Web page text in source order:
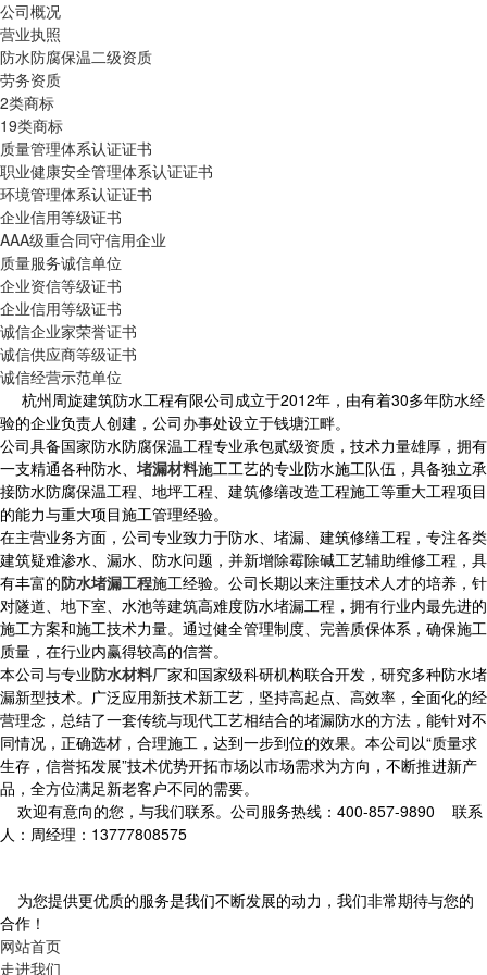
公司概况
营业执照
防水防腐保温二级资质
劳务资质
2类商标
19类商标
质量管理体系认证证书
职业健康安全管理体系认证证书
环境管理体系认证证书
企业信用等级证书
AAA级重合同守信用企业
质量服务诚信单位
企业资信等级证书
企业信用等级证书
诚信企业家荣誉证书
诚信供应商等级证书
诚信经营示范单位
杭州周旋建筑防水工程有限公司成立于2012年，由有着30多年防水经
验的企业负责人创建，公司办事处设立于钱塘江畔。
公司具备国家防水防腐保温工程专业承包贰级资质，技术力量雄厚，拥有
一支精通各种防水、 堵漏材料施工工艺的专业防水施工队伍，具备独立承
接防水防腐保温工程、地坪工程、建筑修缮改造工程施工等重大工程项目
的能力与重大项目施工管理经验。
在主营业务方面，公司专业致力于防水、堵漏、建筑修缮工程，专注各类
建筑疑难渗水、漏水、防水问题，并新增除霉除碱工艺辅助维修工程，具
有丰富的防水堵漏工程施工经验。公司长期以来注重技术人才的培养，针
对隧道、地下室、水池等建筑高难度防水堵漏工程，拥有行业内最先进的
施工方案和施工技术力量。通过健全管理制度、完善质保体系，确保施工
质量，在行业内赢得较高的信誉。
本公司与专业防水材料厂家和国家级科研机构联合开发，研究多种防水堵
漏新型技术。广泛应用新技术新工艺，坚持高起点、高效率，全面化的经
营理念，总结了一套传统与现代工艺相结合的堵漏防水的方法，能针对不
同情况，正确选材，合理施工，达到一步到位的效果。本公司以“质量求
生存，信誉拓发展”技术优势开拓市场以市场需求为方向，不断推进新产
品，全方位满足新老客户不同的需要。
欢迎有意向的您，与我们联系。公司服务热线：400-857-9890 联系
人：周经理：13777808575
为您提供更优质的服务是我们不断发展的动力，我们非常期待与您的
合作！
网站首页
走进我们